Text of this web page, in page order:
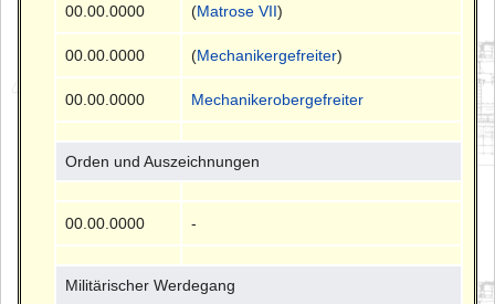
00.00.0000 (Matrose VII)
00.00.0000 (Mechanikergefreiter)
00.00.0000 Mechanikerobergefreiter
Orden und Auszeichnungen
00.00.0000 -
Militärischer Werdegang